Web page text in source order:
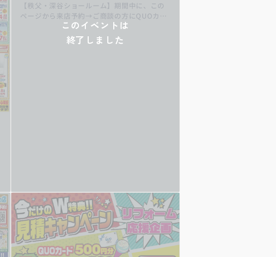
【秩父・深谷ショールーム】期間中に、この
ページから来店予約→ご商談の方にQUOカー
ド500円分+サーティーワンギフト500円分を
プレゼント♪お得なキャンペーンをお見逃し
なく！ いつもありがとうございます。埼玉
このイベントは
終了しました